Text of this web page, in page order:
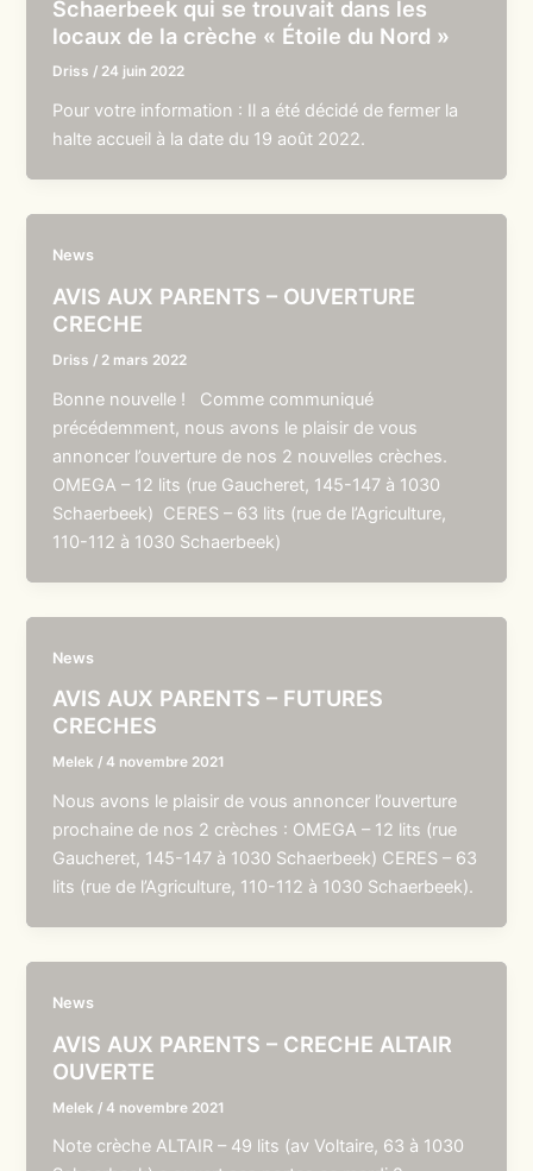
Schaerbeek qui se trouvait dans les
locaux de la crèche « Étoile du Nord »
Driss / 24 juin 2022
Pour votre information : Il a été décidé de fermer la
halte accueil à la date du 19 août 2022.
News
AVIS AUX PARENTS – OUVERTURE
CRECHE
Driss / 2 mars 2022
Bonne nouvelle ! Comme communiqué
précédemment, nous avons le plaisir de vous
annoncer l’ouverture de nos 2 nouvelles crèches.
OMEGA – 12 lits (rue Gaucheret, 145-147 à 1030
Schaerbeek) CERES – 63 lits (rue de l’Agriculture,
110-112 à 1030 Schaerbeek)
News
AVIS AUX PARENTS – FUTURES
CRECHES
Melek /4 novembre 2021
Nous avons le plaisir de vous annoncer l’ouverture
prochaine de nos 2 crèches : OMEGA – 12 lits (rue
Gaucheret, 145-147 à 1030 Schaerbeek) CERES – 63
lits (rue de l’Agriculture, 110-112 à 1030 Schaerbeek).
News
AVIS AUX PARENTS – CRECHE ALTAIR
OUVERTE
Melek /4 novembre 2021
Note crèche ALTAIR – 49 lits (av Voltaire, 63 à 1030